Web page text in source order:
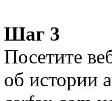
Шаг 3
Посетите
об истории